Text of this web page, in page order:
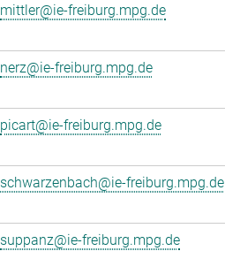
mittler@ie-freiburg.mpg.de
nerz@ie-freiburg.mpg.de
picart@ie-freiburg.mpg.de
schwarzenbach@ie-freiburg.mpg.de
suppanz@ie-freiburg.mpg.de